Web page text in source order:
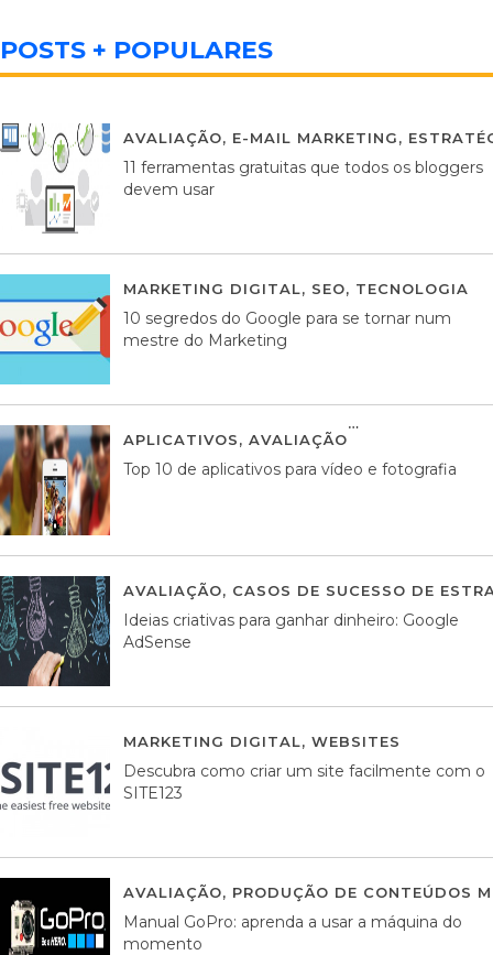
POSTS + POPULARES
AVALIAÇÃO, E-MAIL MARKETING,
11 ferramentas gratuitas que todos os bloggers
devem usar
MARKETING DIGITAL, SEO, TECNOLOGIA
10 segredos do Google para se tornar num
mestre do Marketing
APLICATIVOS, AVALIAÇÃO
Top 10 de aplicativos para vídeo e fotografia
AVALIAÇÃO, CASOS DE SUCESSO DE
Ideias criativas para ganhar dinheiro: Google
AdSense
MARKETING DIGITAL, WEBSITES
Descubra como criar um site facilmente com o
SITE123
AVALIAÇÃO, PRODUÇÃO DE CONTEÚDOS
Manual GoPro: aprenda a usar a máquina do
momento